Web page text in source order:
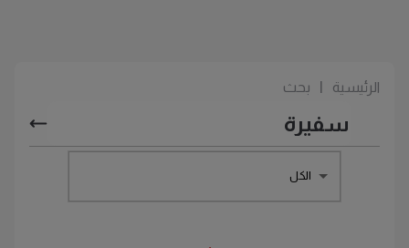
الرئيسية بحث
الكل